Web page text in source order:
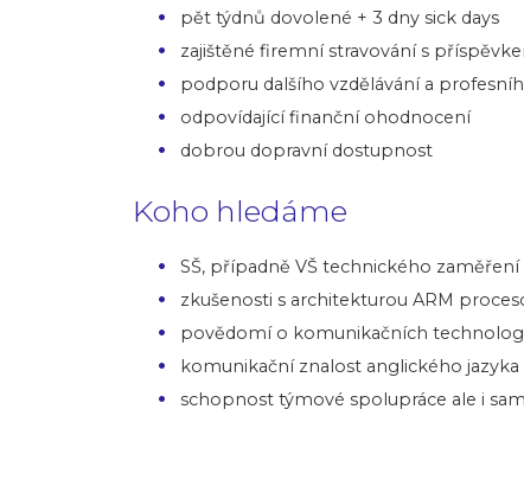
pět týdnů dovolené + 3 dny sick days
zajištěné firemní stravování s
podporu dalšího vzdělávání a
odpovídající finanční ohodnocení
dobrou dopravní dostupnost
Koho hledáme
SŠ, případně VŠ technického
zkušenosti s architekturou ARM
povědomí o komunikačních technologií
komunikační znalost anglického jazyka
schopnost týmové spolupráce ale i